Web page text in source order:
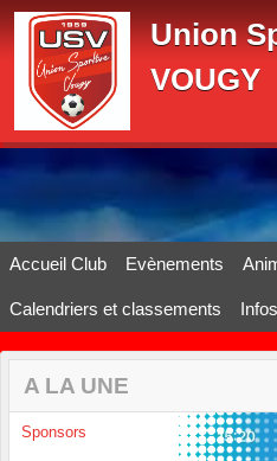
Union
VOUGY
Accueil Club Evènements
Calendriers et classements
A LA UNE
Sponsors
Panneau de gestion des cookies